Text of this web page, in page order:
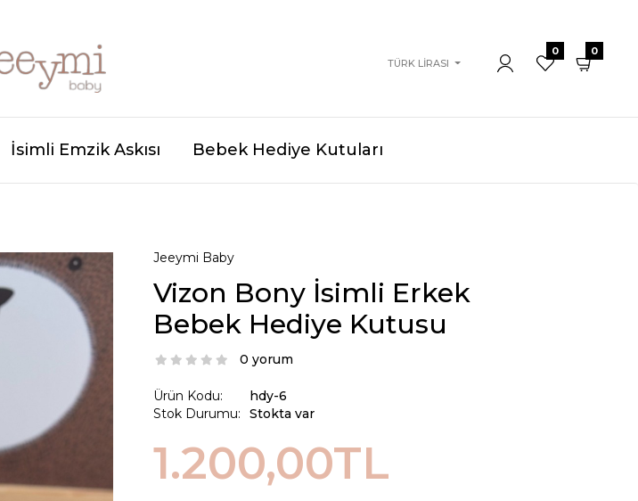
TÜRK LIRASI
0 0
İsimli Emzik Askısı Bebek Hediye Kutuları
Jeeymi Baby
Vizon Bony İsimli Erkek
Bebek Hediye Kutusu
0 yorum
Ürün Kodu:
Stok Durumu:
hdy-6
Stokta var
1.200,00TL